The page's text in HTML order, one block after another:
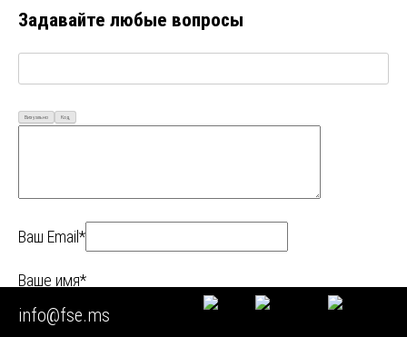
Задавайте любые вопросы
Визуально Код
Ваш Email*
Ваше имя*
info@fse.ms